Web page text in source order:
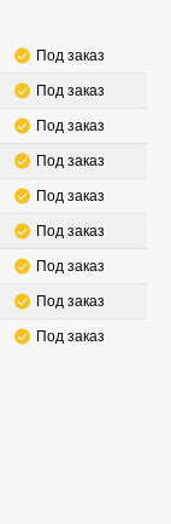
Под заказ
Под заказ
Под заказ
Под заказ
Под заказ
Под заказ
Под заказ
Под заказ
Под заказ